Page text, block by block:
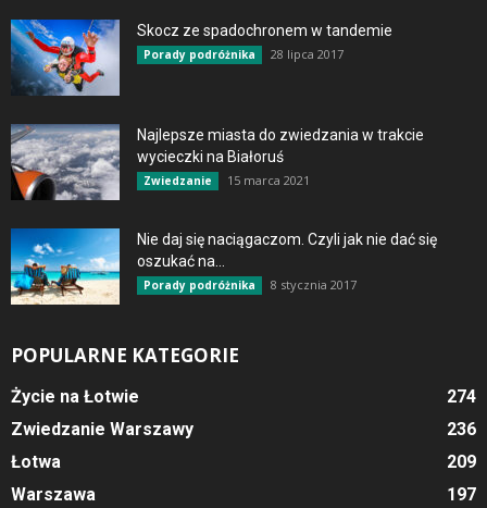
Skocz ze spadochronem w tandemie
Porady podróżnika 28 lipca 2017
Najlepsze miasta do zwiedzania w trakcie
wycieczki na Białoruś
Zwiedzanie 15 marca 2021
Nie daj się naciągaczom. Czyli jak nie dać się
oszukać na...
Porady podróżnika 8 stycznia 2017
POPULARNE KATEGORIE
Życie na Łotwie
274
Zwiedzanie Warszawy
236
Łotwa
209
Warszawa
197